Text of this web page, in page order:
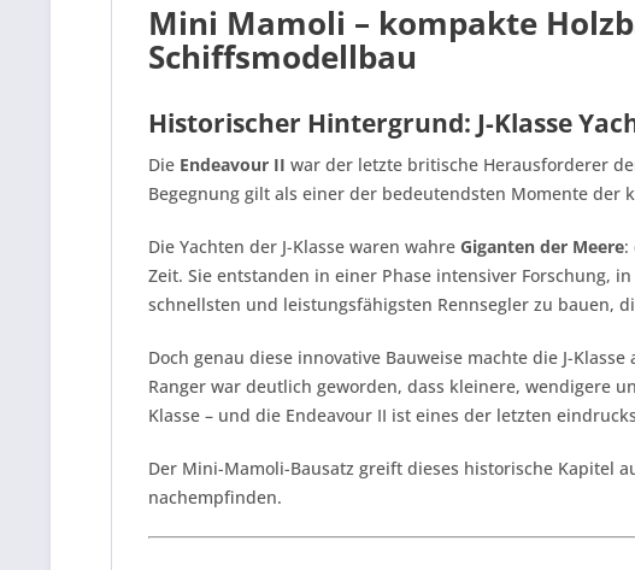
Mini Mamoli – kompakte
Schiffsmodellbau
Historischer Hintergrund: J-Klasse
Die Endeavour II war der letzte britische Herausforderer
Begegnung gilt als einer der bedeutendsten Momente der
Die Yachten der J-Klasse waren wahre Giganten der Meere:
Zeit. Sie entstanden in einer Phase intensiver Forschung,
schnellsten und leistungsfähigsten Rennsegler zu bauen,
Doch genau diese innovative Bauweise machte die J-
Ranger war deutlich geworden, dass kleinere, wendigere
Klasse – und die Endeavour II ist eines der letzten
Der Mini-Mamoli-Bausatz greift dieses historische Kapitel
nachempfinden.